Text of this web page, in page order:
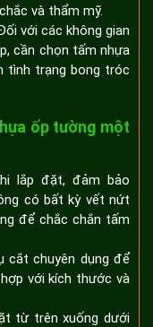
và thẩm mỹ.
với các không gian
cần chọn tấm nhựa
tình trạng bong tróc
ốp tường một
lắp đặt, đảm bảo
có bất kỳ vết nứt
để chắc chắn tấm
cắt chuyên dụng để
với kích thước và
từ trên xuống dưới